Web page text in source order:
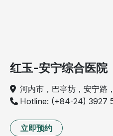
红玉-安宁综合医院
河内市，巴亭坊，安宁路
Hotline: (+84-24) 3927
立即预约